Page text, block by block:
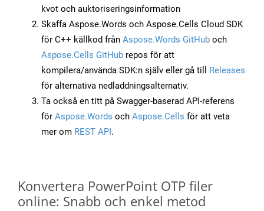
kvot och auktoriseringsinformation
Skaffa Aspose.Words och Aspose.Cells Cloud SDK
för C++ källkod från Aspose.Words GitHub och
Aspose.Cells GitHub repos för att
kompilera/använda SDK:n själv eller gå till Releases
för alternativa nedladdningsalternativ.
Ta också en titt på Swagger-baserad API-referens
för Aspose.Words och Aspose.Cells för att veta
mer om REST API.
Konvertera PowerPoint OTP filer
online: Snabb och enkel metod